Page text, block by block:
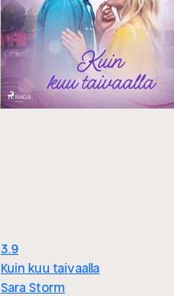
3.9
Kuin kuu taivaalla
Sara Storm